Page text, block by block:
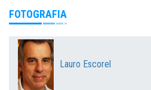
FOTOGRAFIA
Lauro Escorel